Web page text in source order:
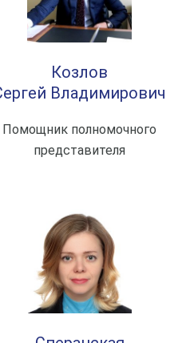
Козлов
Владимирович
Помощник полномочного
представителя